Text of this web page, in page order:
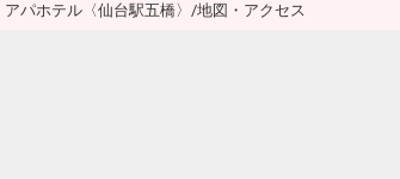
アパホテル〈仙台駅五橋〉/地図・アクセス